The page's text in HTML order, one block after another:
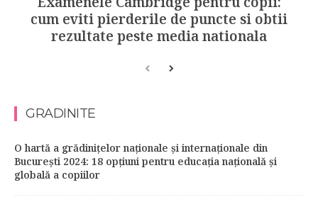
cum eviti pierderile de puncte si obtii
rezultate peste media nationala
GRADINITE
O hartă a grădinițelor naționale și internaționale din
București 2024: 18 opțiuni pentru educația națională și
globală a copiilor